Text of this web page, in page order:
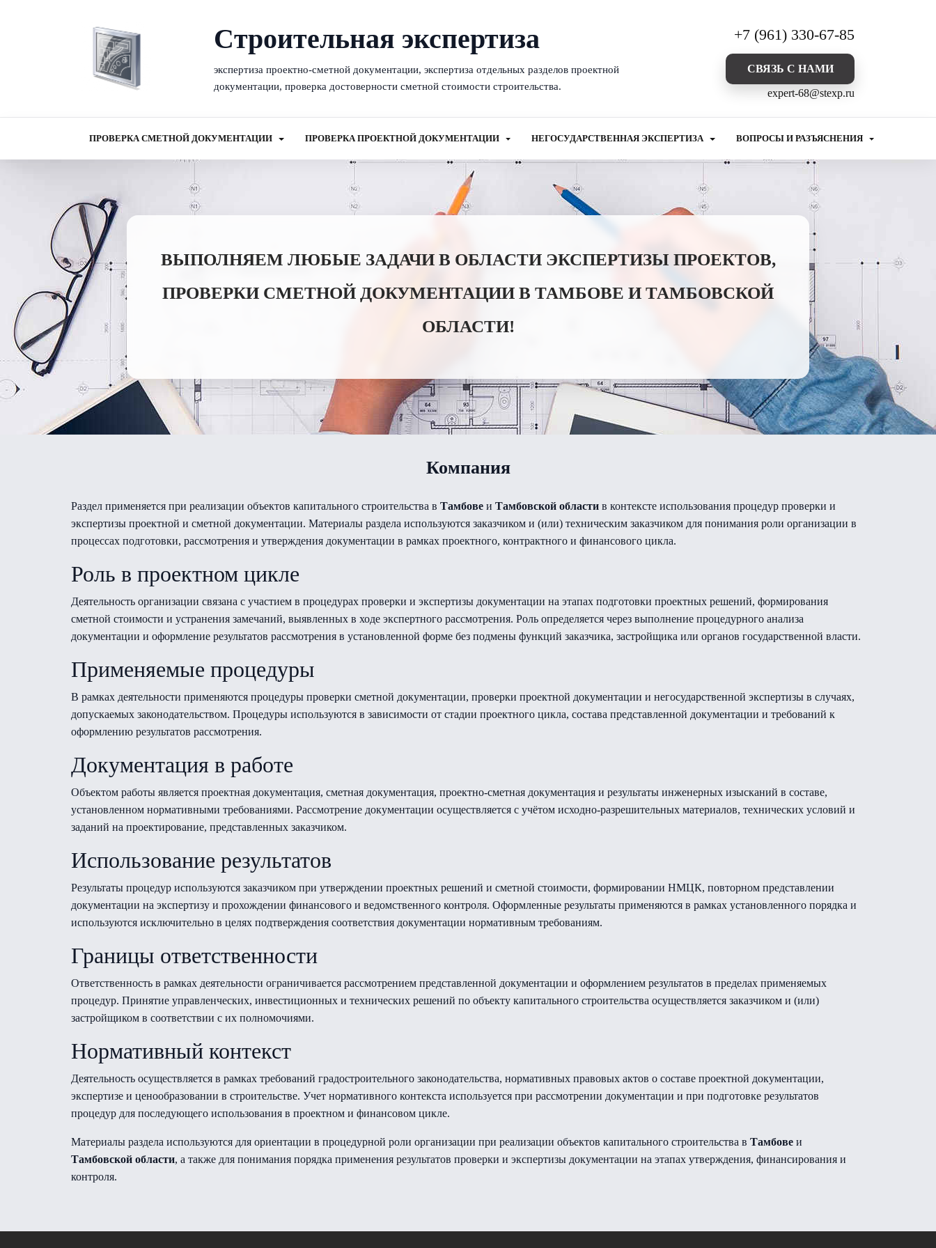
Cтроительная экспертиза
экспертиза проектно-сметной документации, экспертиза отдельных разделов проектной
документации, проверка достоверности сметной стоимости строительства.
+7 (961) 330-67-85
CВЯЗЬ С НАМИ
expert-68@stexp.ru
ПРОВЕРКА СМЕТНОЙ ДОКУМЕНТАЦИИ ПРОВЕРКА ПРОЕКТНОЙ ДОКУМЕНТАЦИИ НЕГОСУДАРСТВЕННАЯ ЭКСПЕРТИЗА ВОПРОСЫ И РАЗЪЯСНЕНИЯ
ВЫПОЛНЯЕМ ЛЮБЫЕ ЗАДАЧИ В ОБЛАСТИ ЭКСПЕРТИЗЫ ПРОЕКТОВ,
ПРОВЕРКИ СМЕТНОЙ ДОКУМЕНТАЦИИ В ТАМБОВЕ И ТАМБОВСКОЙ
ОБЛАСТИ!
Компания
Раздел применяется при реализации объектов капитального строительства в Тамбове и Тамбовской области в контексте использования процедур проверки и
экспертизы проектной и сметной документации. Материалы раздела используются заказчиком и (или) техническим заказчиком для понимания роли организации в
процессах подготовки, рассмотрения и утверждения документации в рамках проектного, контрактного и финансового цикла.
Роль в проектном цикле
Деятельность организации связана с участием в процедурах проверки и экспертизы документации на этапах подготовки проектных решений, формирования
сметной стоимости и устранения замечаний, выявленных в ходе экспертного рассмотрения. Роль определяется через выполнение процедурного анализа
документации и оформление результатов рассмотрения в установленной форме без подмены функций заказчика, застройщика или органов государственной власти.
Применяемые процедуры
В рамках деятельности применяются процедуры проверки сметной документации, проверки проектной документации и негосударственной экспертизы в случаях,
допускаемых законодательством. Процедуры используются в зависимости от стадии проектного цикла, состава представленной документации и требований к
оформлению результатов рассмотрения.
Документация в работе
Объектом работы является проектная документация, сметная документация, проектно-сметная документация и результаты инженерных изысканий в составе,
установленном нормативными требованиями. Рассмотрение документации осуществляется с учётом исходно-разрешительных материалов, технических условий и
заданий на проектирование, представленных заказчиком.
Использование результатов
Результаты процедур используются заказчиком при утверждении проектных решений и сметной стоимости, формировании НМЦК, повторном представлении
документации на экспертизу и прохождении финансового и ведомственного контроля. Оформленные результаты применяются в рамках установленного порядка и
используются исключительно в целях подтверждения соответствия документации нормативным требованиям.
Границы ответственности
Ответственность в рамках деятельности ограничивается рассмотрением представленной документации и оформлением результатов в пределах применяемых
процедур. Принятие управленческих, инвестиционных и технических решений по объекту капитального строительства осуществляется заказчиком и (или)
застройщиком в соответствии с их полномочиями.
Нормативный контекст
Деятельность осуществляется в рамках требований градостроительного законодательства, нормативных правовых актов о составе проектной документации,
экспертизе и ценообразовании в строительстве. Учет нормативного контекста используется при рассмотрении документации и при подготовке результатов
процедур для последующего использования в проектном и финансовом цикле.
Материалы раздела используются для ориентации в процедурной роли организации при реализации объектов капитального строительства в Тамбове и
Тамбовской области, а также для понимания порядка применения результатов проверки и экспертизы документации на этапах утверждения, финансирования и
контроля.